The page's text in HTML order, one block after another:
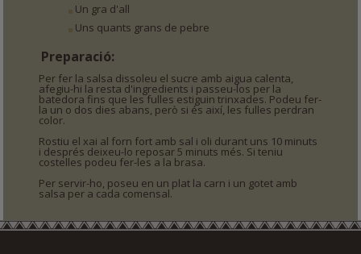
Un gra d'all
Uns quants grans de pebre
Preparació:
Per fer la salsa dissoleu el sucre amb aigua calenta,
afegiu-hi la resta d'ingredients i passeu-los per la
batedora fins que les fulles estiguin trinxades. Podeu fer-
la un o dos dies abans, però si és així, les fulles perdran
color.
Rostiu el xai al forn fort amb sal i oli durant uns 10 minuts
i després deixeu-lo reposar 5 minuts més. Si teniu
costelles podeu fer-les a la brasa.
Per servir-ho, poseu en un plat la carn i un gotet amb
salsa per a cada comensal.